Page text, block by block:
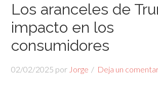
Los aranceles de
impacto en los
consumidores
02/02/2025 por Jorge Deja un